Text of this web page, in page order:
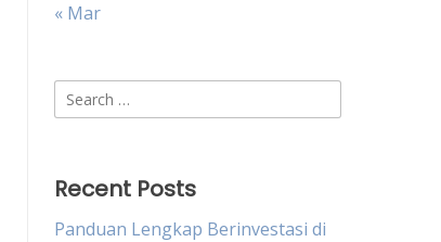
« Mar
Search
for:
Recent Posts
Panduan Lengkap Berinvestasi di